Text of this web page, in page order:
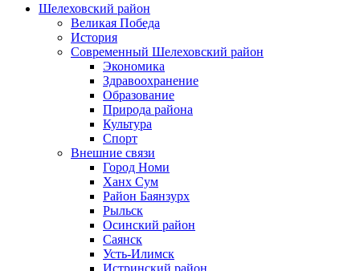
Шелеховский район
Великая Победа
История
Современный Шелеховский район
Экономика
Здравоохранение
Образование
Природа района
Культура
Спорт
Внешние связи
Город Номи
Ханх Сум
Район Баянзурх
Рыльск
Осинский район
Саянск
Усть-Илимск
Истринский район